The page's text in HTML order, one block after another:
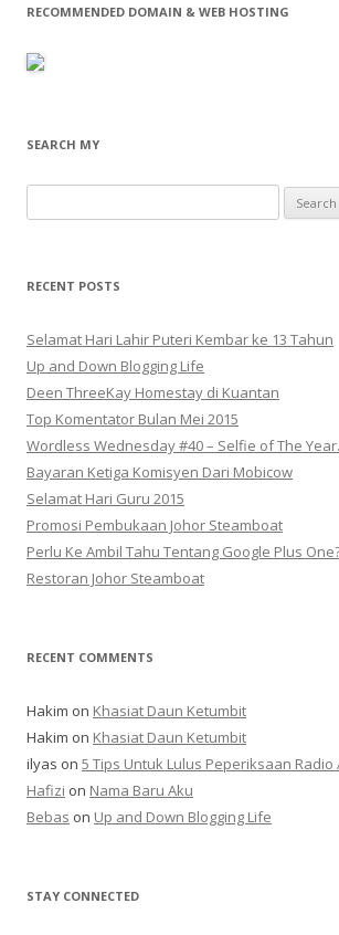
RECOMMENDED DOMAIN & WEB HOSTING
SEARCH MY
for:
RECENT POSTS
Selamat Hari Lahir Puteri Kembar ke 13 Tahun
Up and Down Blogging Life
Deen ThreeKay Homestay di Kuantan
Top Komentator Bulan Mei 2015
Wordless Wednesday #40 – Selfie of The Year.
Bayaran Ketiga Komisyen Dari Mobicow
Selamat Hari Guru 2015
Promosi Pembukaan Johor ‎Steamboat
Perlu Ke Ambil Tahu Tentang Google Plus
Restoran Johor Steamboat
RECENT COMMENTS
Hakim on Khasiat Daun Ketumbit
Hakim on Khasiat Daun Ketumbit
ilyas on 5 Tips Untuk Lulus Peperiksaan Radio
Hafizi on Nama Baru Aku
Bebas on Up and Down Blogging Life
STAY CONNECTED